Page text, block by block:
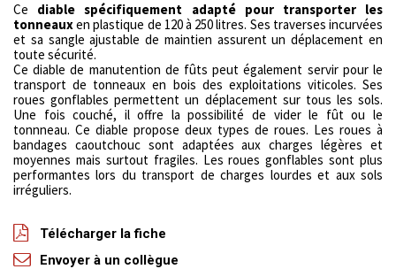
Ce diable spécifiquement adapté pour transporter les
tonneauxen plastique de 120 à 250 litres. Ses traverses incurvées
et sa sangle ajustable de maintien assurent un déplacement en
toute sécurité.
Ce diable de manutention de fûts peut également servir pour le
transport de tonneaux en bois des exploitations viticoles. Ses
roues gonflables permettent un déplacement sur tous les sols.
Une fois couché, il offre la possibilité de vider le fût ou le
tonnneau. Ce diable propose deux types de roues. Les roues à
bandages caoutchouc sont adaptées aux charges légères et
moyennes mais surtout fragiles. Les roues gonflables sont plus
performantes lors du transport de charges lourdes et aux sols
irréguliers.
Télécharger la fiche
Envoyer à un collègue